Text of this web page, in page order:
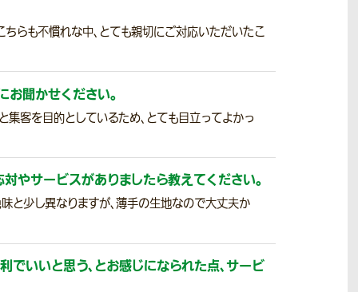
らも不慣れな中、とても親切にご対応いただいたこ
聞かせください。
客を目的としているため、とても目立ってよかっ
やサービスがありましたら教えてください。
と少し異なりますが、薄手の生地なので大丈夫か
でいいと思う、とお感じになられた点、サービ